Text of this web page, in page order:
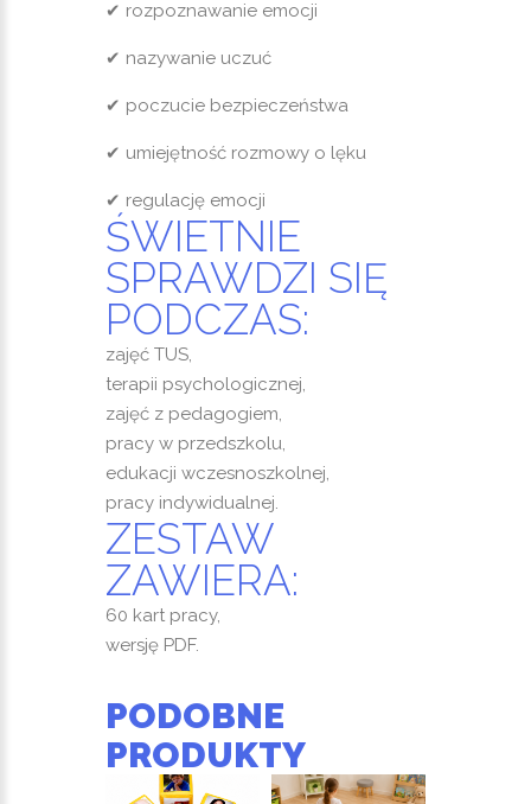
✔ rozpoznawanie emocji
✔ nazywanie uczuć
✔ poczucie bezpieczeństwa
✔ umiejętność rozmowy o lęku
✔ regulację emocji
ŚWIETNIE
SPRAWDZI SIĘ
PODCZAS:
zajęć TUS,
terapii psychologicznej,
zajęć z pedagogiem,
pracy w przedszkolu,
edukacji wczesnoszkolnej,
pracy indywidualnej.
ZESTAW
ZAWIERA:
60 kart pracy,
wersję PDF.
PODOBNE
PRODUKTY